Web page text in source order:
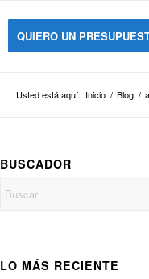
QUIERO UN
Usted está aquí: Inicio / Blog /
BUSCADOR
LO MÁS RECIENTE